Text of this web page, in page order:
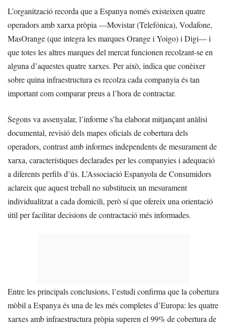
L’organització recorda que a Espanya només existeixen quatre
operadors amb xarxa pròpia —Movistar (Telefónica), Vodafone,
MasOrange (que integra les marques Orange i Yoigo) i Digi— i
que totes les altres marques del mercat funcionen recolzant-se en
alguna d’aquestes quatre xarxes. Per això, indica que conèixer
sobre quina infraestructura es recolza cada companyia és tan
important com comparar preus a l’hora de contractar.
Segons va assenyalar, l’informe s’ha elaborat mitjançant anàlisi
documental, revisió dels mapes oficials de cobertura dels
operadors, contrast amb informes independents de mesurament de
xarxa, característiques declarades per les companyies i adequació
a diferents perfils d’ús. L’Associació Espanyola de Consumidors
aclareix que aquest treball no substitueix un mesurament
individualitzat a cada domicili, però sí que ofereix una orientació
útil per facilitar decisions de contractació més informades.
Entre les principals conclusions, l’estudi confirma que la cobertura
mòbil a Espanya és una de les més completes d’Europa: les quatre
xarxes amb infraestructura pròpia superen el 99% de cobertura de